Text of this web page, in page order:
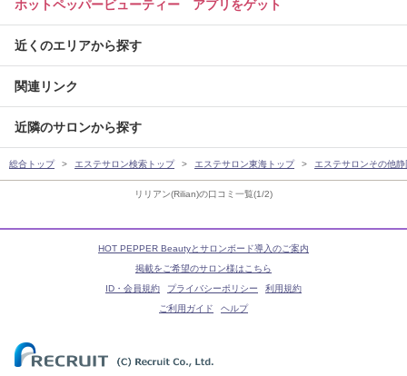
リリアン(Rilian)の口コミ一覧(1/2)
ホットペッパービューティー アプリをゲット
近くのエリアから探す
関連リンク
近隣のサロンから探す
総合トップ エステサロン検索トップ エステサロン東海トップ エステサロンその他
HOT PEPPER Beautyとサロンボード導入のご案内
掲載をご希望のサロン様はこちら
ID・会員規約
プライバシーポリシー
利用規約
ご利用ガイド
ヘルプ